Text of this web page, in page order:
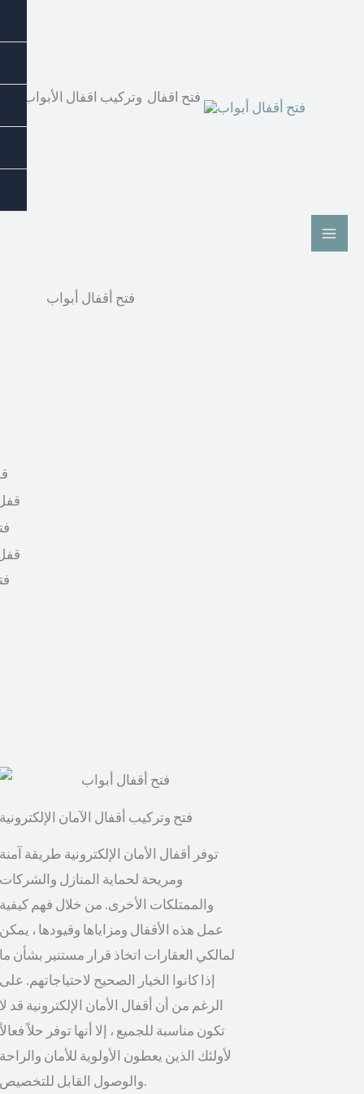
فتح اقفال وتركيب اقفال الأبواب
توفر أقفال الأمان الإلكترونية طريقة آمنة
ومريحة لحماية المنازل والشركات
والممتلكات الأخرى. من خلال فهم كيفية
عمل هذه الأقفال ومزاياها وقيودها ، يمكن
لمالكي العقارات اتخاذ قرار مستنير بشأن ما
إذا كانوا الخيار الصحيح لاحتياجاتهم. على
الرغم من أن أقفال الأمان الإلكترونية قد لا
تكون مناسبة للجميع ، إلا أنها توفر حلاً فعالاً
لأولئك الذين يعطون الأولوية للأمان والراحة